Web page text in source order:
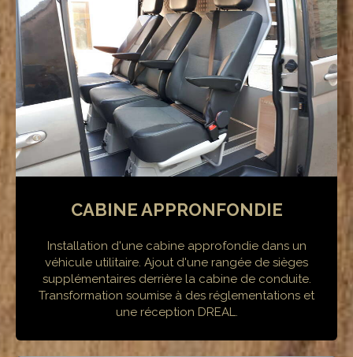
CABINE APPRONFONDIE
Installation d'une cabine approfondie dans un
véhicule utilitaire. Ajout d'une rangée de sièges
supplémentaires derrière la cabine de conduite.
Transformation soumise à des réglementations et
une réception DREAL.